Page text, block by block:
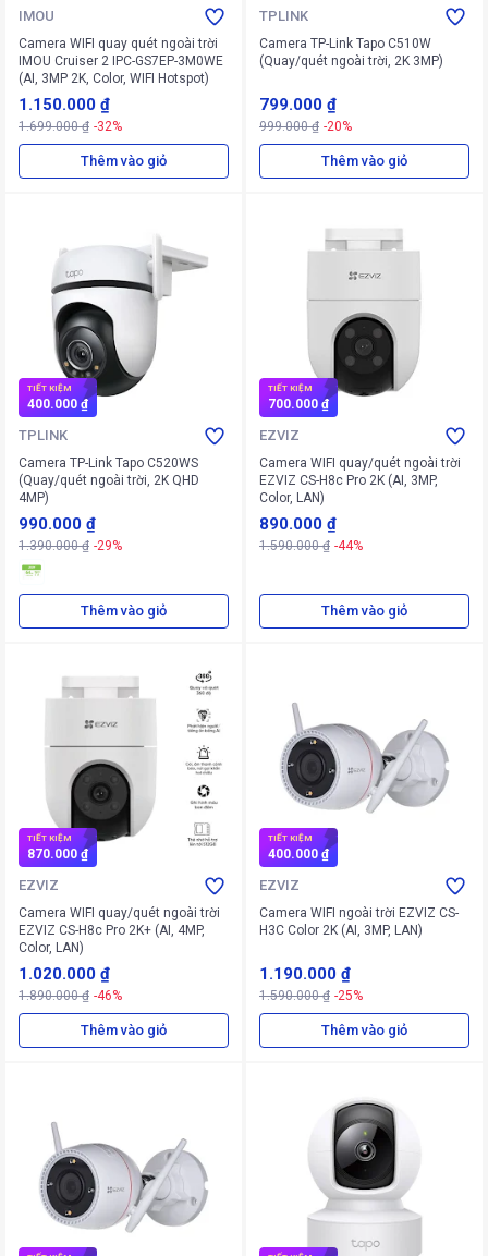
IMOU
Camera WIFI quay quét ngoài trời
IMOU Cruiser 2 IPC-GS7EP-3M0WE
(AI, 3MP 2K, Color, WIFI Hotspot)
1.150.000 ₫
1.699.000 ₫ -32%
Thêm vào giỏ
TPLINK
Camera TP-Link Tapo C510W
(Quay/quét ngoài trời, 2K 3MP)
799.000 ₫
999.000 ₫ -20%
Thêm vào giỏ
TIẾT KIỆM
400.000 ₫
TPLINK
Camera TP-Link Tapo C520WS
(Quay/quét ngoài trời, 2K QHD
4MP)
990.000 ₫
1.390.000 ₫ -29%
Thêm vào giỏ
TIẾT KIỆM
700.000 ₫
EZVIZ
Camera WIFI quay/quét ngoài trời
EZVIZ CS-H8c Pro 2K (AI, 3MP,
Color, LAN)
890.000 ₫
1.590.000 ₫ -44%
Thêm vào giỏ
TIẾT KIỆM
870.000 ₫
EZVIZ
Camera WIFI quay/quét ngoài trời
EZVIZ CS-H8c Pro 2K+ (AI, 4MP,
Color, LAN)
1.020.000 ₫
1.890.000 ₫ -46%
Thêm vào giỏ
TIẾT KIỆM
400.000 ₫
EZVIZ
Camera WIFI ngoài trời EZVIZ CS-
H3C Color 2K (AI, 3MP, LAN)
1.190.000 ₫
1.590.000 ₫ -25%
Thêm vào giỏ